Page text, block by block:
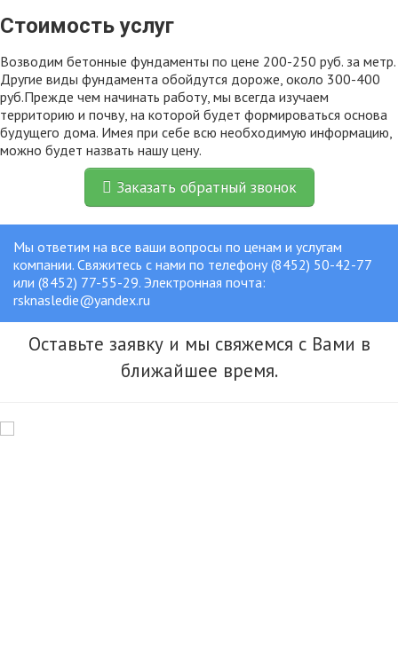
Стоимость услуг
Возводим бетонные фундаменты по цене 200-250 руб. за метр.
Другие виды фундамента обойдутся дороже, около 300-400
руб.Прежде чем начинать работу, мы всегда изучаем
территорию и почву, на которой будет формироваться основа
будущего дома. Имея при себе всю необходимую информацию,
можно будет назвать нашу цену.
Заказать обратный звонок
Мы ответим на все ваши вопросы по ценам и услугам
компании. Свяжитесь с нами по телефону (8452) 50-42-77
или (8452) 77-55-29. Электронная почта:
rsknasledie@yandex.ru
Оставьте заявку и мы свяжемся с Вами в
ближайшее время.